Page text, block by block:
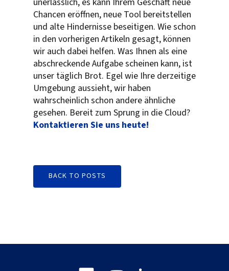
Chancen eröffnen, neue Tool bereitstellen
und alte Hindernisse beseitigen. Wie schon
in den vorherigen Artikeln gesagt, können
wir auch dabei helfen. Was Ihnen als eine
abschreckende Aufgabe scheinen kann, ist
unser täglich Brot. Egel wie Ihre derzeitige
Umgebung aussieht, wir haben
wahrscheinlich schon andere ähnliche
gesehen. Bereit zum Sprung in die Cloud?
Kontaktieren Sie uns heute!
BACK TO POSTS